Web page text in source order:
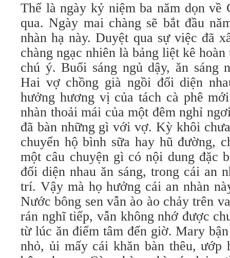
Thế là ngày kỷ niệm ba năm dọn về
qua. Ngày mai chàng sẽ bắt đầu
nhàn hạ này. Duyệt qua sự việc đã
chàng ngạc nhiên là bảng liệt kê
chú ý. Buổi sáng ngủ dậy, ăn sáng
Hai vợ chồng già ngồi đối diện
hưởng hương vị của tách cà phê
nhàn thoải mái của một đêm nghỉ
đã bàn những gì với vợ. Kỳ khôi
chuyển hộ bình sữa hay hũ đường,
một câu chuyện gì có nội dung đặc
đối diện nhau ăn sáng, trong cái an
trí. Vậy mà họ hưởng cái an nhàn
Nước bông sen vẫn ào ào chảy trên
rán nghĩ tiếp, vẫn không nhớ được
từ lúc ăn điểm tâm đến giờ. Mary
nhỏ, ủi mấy cái khăn bàn thêu, ướp